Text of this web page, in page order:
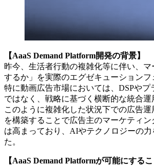
【AaaS Demand Platform開発の背景】
昨今、生活者行動の複雑化等に伴い、
するか」を実際のエグゼキューション
特に動画広告市場においては、DSPや
ではなく、戦略に基づく横断的な統合
このように複雑化した状況下での広告
を構築することで広告主のマーケティ
は高まっており、AIやテクノロジーの
た。
【AaaS Demand Platformが可能にするこ